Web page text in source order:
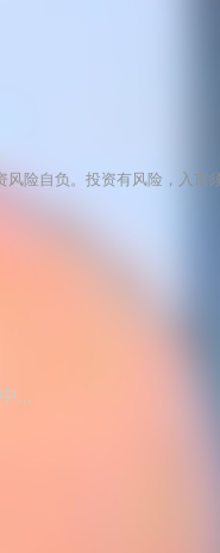
险自负。投资有风险，入市
...